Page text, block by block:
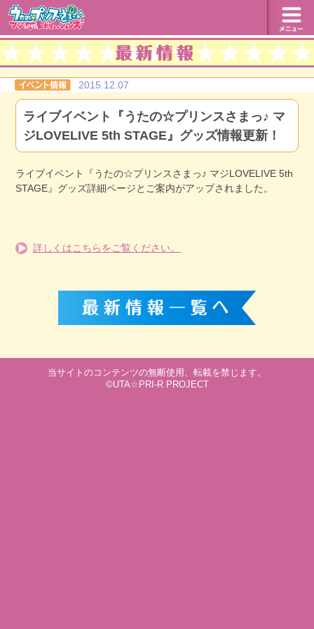
2015.12.07
ライブイベント『うたの☆プリンスさまっ♪ マ
ジLOVELIVE 5th STAGE』グッズ情報更新！
ライブイベント『うたの☆プリンスさまっ♪ マジLOVELIVE 5th
STAGE』グッズ詳細ページとご案内がアップされました。
詳しくはこちらをご覧ください。
当サイトのコンテンツの無断使用、転載を禁じます。
©UTA☆PRI-R PROJECT